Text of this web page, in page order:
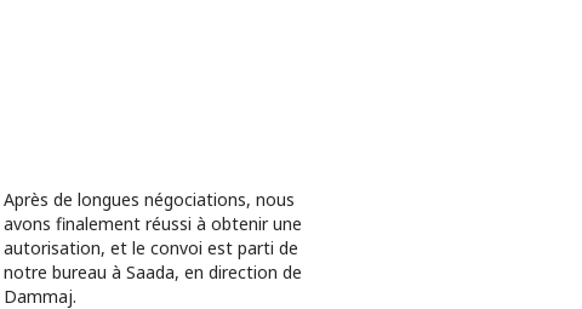
Après de longues négociations, nous
avons finalement réussi à obtenir une
autorisation, et le convoi est parti de
notre bureau à Saada, en direction de
Dammaj.